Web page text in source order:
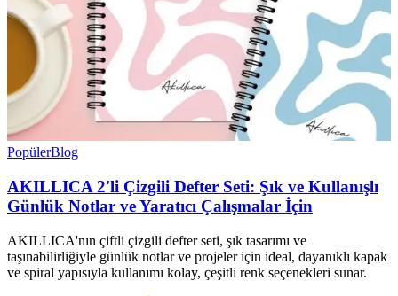
PopülerBlog
AKILLICA 2'li Çizgili Defter Seti: Şık ve Kullanışlı
Günlük Notlar ve Yaratıcı Çalışmalar İçin
AKILLICA'nın çiftli çizgili defter seti, şık tasarımı ve
taşınabilirliğiyle günlük notlar ve projeler için ideal, dayanıklı kapak
ve spiral yapısıyla kullanımı kolay, çeşitli renk seçenekleri sunar.